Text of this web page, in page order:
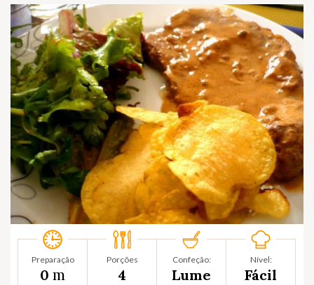
Preparação
0 m
Porções
4
Confeção:
Lume
Nível:
Fácil